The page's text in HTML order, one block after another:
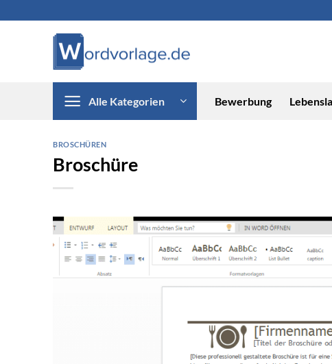
Alle Kategorien Bewerbung
BROSCHÜREN
Broschüre